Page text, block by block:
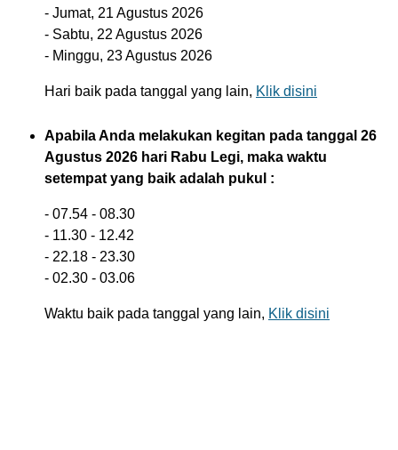
- Jumat, 21 Agustus 2026
- Sabtu, 22 Agustus 2026
- Minggu, 23 Agustus 2026
Hari baik pada tanggal yang lain, Klik disini
Apabila Anda melakukan kegitan pada tanggal 26
Agustus 2026 hari Rabu Legi, maka waktu
setempat yang baik adalah pukul :
- 07.54 - 08.30
- 11.30 - 12.42
- 22.18 - 23.30
- 02.30 - 03.06
Waktu baik pada tanggal yang lain, Klik disini